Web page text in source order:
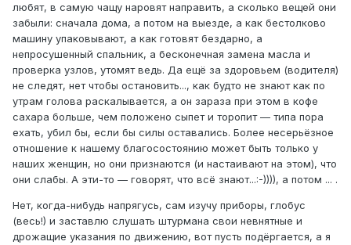
любят, в самую чащу наровят направить, а сколько вещей они
забыли: сначала дома, а потом на выезде, а как бестолково
машину упаковывают, а как готовят бездарно, а
непросушенный спальник, а бесконечная замена масла и
проверка узлов, утомят ведь. Да ещё за здоровьем (водителя)
не следят, нет чтобы остановить..., как будто не знают как по
утрам голова раскалывается, а он зараза при этом в кофе
сахара больше, чем положено сыпет и торопит — типа пора
ехать, убил бы, если бы силы оставались. Более несерьёзное
отношение к нашему благосостоянию может быть только у
наших женщин, но они признаются (и настаивают на этом), что
они слабы. А эти-то — говорят, что всё знают...:-)))), а потом ... .
Нет, когда-нибудь напрягусь, сам изучу приборы, глобус
(весь!) и заставлю слушать штурмана свои невнятные и
дрожащие указания по движению, вот пусть подёргается, а я